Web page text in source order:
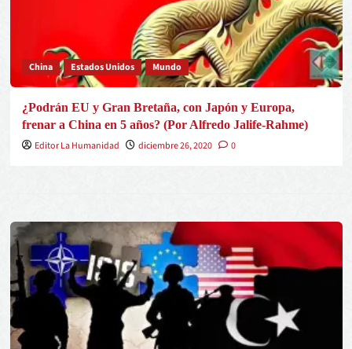
China Estados Unidos Mundo
¿Podrán EU y Gran Bretaña, con Japón y Europa,
frenar a China en 5 años? (Por Alfredo Jalife-Rahme)
Editor La Humanidad
diciembre 26, 2020 0